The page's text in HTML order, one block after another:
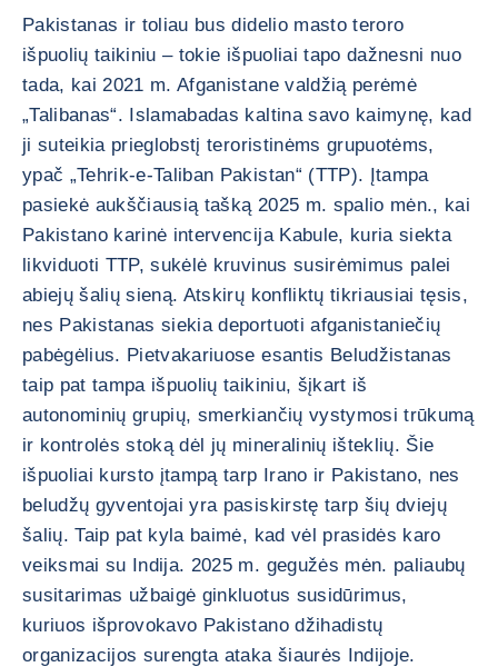
Pakistanas ir toliau bus didelio masto teroro
išpuolių taikiniu – tokie išpuoliai tapo dažnesni nuo
tada, kai 2021 m. Afganistane valdžią perėmė
„Talibanas“. Islamabadas kaltina savo kaimynę, kad
ji suteikia prieglobstį teroristinėms grupuotėms,
ypač „Tehrik-e-Taliban Pakistan“ (TTP). Įtampa
pasiekė aukščiausią tašką 2025 m. spalio mėn., kai
Pakistano karinė intervencija Kabule, kuria siekta
likviduoti TTP, sukėlė kruvinus susirėmimus palei
abiejų šalių sieną. Atskirų konfliktų tikriausiai tęsis,
nes Pakistanas siekia deportuoti afganistaniečių
pabėgėlius. Pietvakariuose esantis Beludžistanas
taip pat tampa išpuolių taikiniu, šįkart iš
autonominių grupių, smerkiančių vystymosi trūkumą
ir kontrolės stoką dėl jų mineralinių išteklių. Šie
išpuoliai kursto įtampą tarp Irano ir Pakistano, nes
beludžų gyventojai yra pasiskirstę tarp šių dviejų
šalių. Taip pat kyla baimė, kad vėl prasidės karo
veiksmai su Indija. 2025 m. gegužės mėn. paliaubų
susitarimas užbaigė ginkluotus susidūrimus,
kuriuos išprovokavo Pakistano džihadistų
organizacijos surengta ataka šiaurės Indijoje.